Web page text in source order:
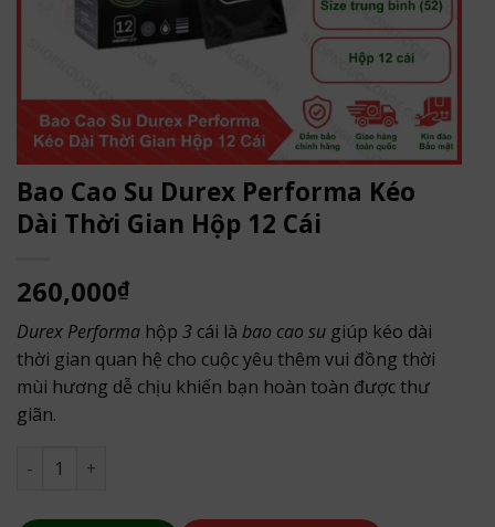
Bao Cao Su Durex Performa Kéo
Dài Thời Gian Hộp 12 Cái
260,000₫
Durex Performa hộp 3 cái là bao cao su giúp kéo dài
thời gian quan hệ cho cuộc yêu thêm vui đồng thời
mùi hương dễ chịu khiến bạn hoàn toàn được thư
giãn.
Bao Cao Su Durex Performa Kéo Dài Thời Gian Hộp 12 Cái